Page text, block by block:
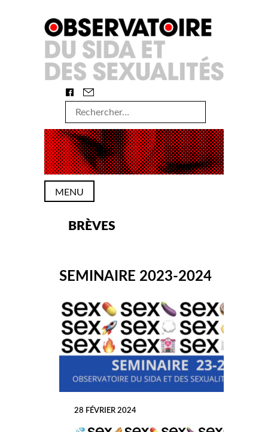
to
content
MENU
BRÈVES
SEMINAIRE 2023-2024
28 FÉVRIER 2024